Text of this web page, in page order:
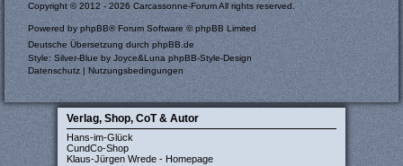
Copyright © 2012 - 2026 Carcassonne-Forum All rights reserved.
Powered by phpBB® Forum Software © phpBB Limited
Deutsche Übersetzung durch phpBB.de
Style: Silver-Blue by Joyce&Luna phpBB-Style-Design
Datenschutz | Nutzungsbedingungen
Verlag, Shop, CoT & Autor
Hans-im-Glück
CundCo-Shop
Klaus-Jürgen Wrede - Homepage